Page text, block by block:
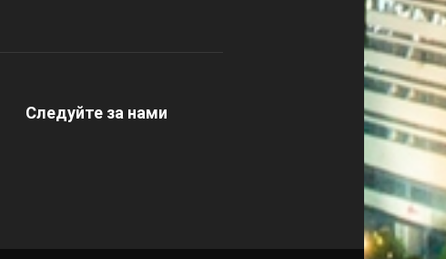
Следуйте за нами